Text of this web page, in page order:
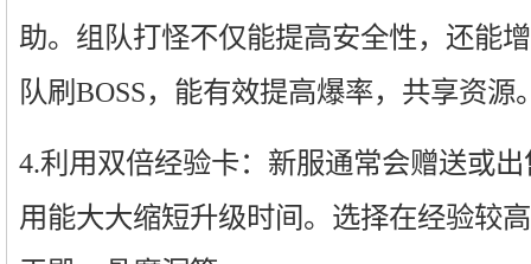
助。组队打怪不仅能提高安全性，还能
队刷BOSS，能有效提高爆率，共享资源
4.利用双倍经验卡：新服通常会赠送或
用能大大缩短升级时间。选择在经验较